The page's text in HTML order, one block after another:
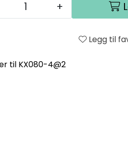
+
Legg til
til KX080-4@2